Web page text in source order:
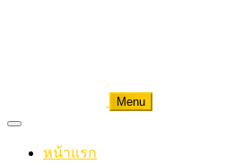
Menu
หน้าแรก